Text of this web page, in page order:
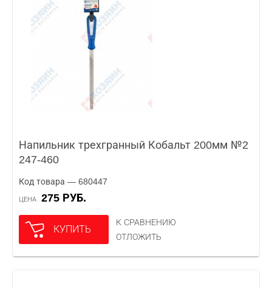
Напильник трехгранный Кобальт 200мм №2
247-460
Код товара — 680447
ЦЕНА 275 РУБ.
КУПИТЬ
К СРАВНЕНИЮ
ОТЛОЖИТЬ